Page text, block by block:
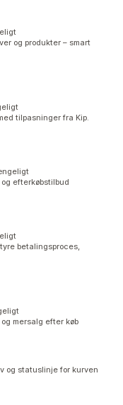
og produkter – smart
tilpasninger fra Kip.
efterkøbstilbud
betalingsproces,
mersalg efter køb
og statuslinje for kurven